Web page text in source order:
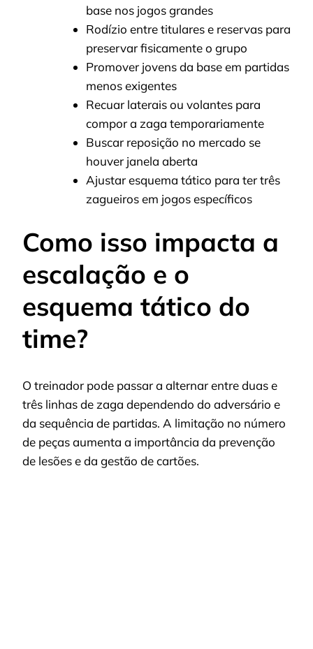
base nos jogos grandes
Rodízio entre titulares e reservas para
preservar fisicamente o grupo
Promover jovens da base em partidas
menos exigentes
Recuar laterais ou volantes para
compor a zaga temporariamente
Buscar reposição no mercado se
houver janela aberta
Ajustar esquema tático para ter três
zagueiros em jogos específicos
Como isso impacta a
escalação e o
esquema tático do
time?
O treinador pode passar a alternar entre duas e
três linhas de zaga dependendo do adversário e
da sequência de partidas. A limitação no número
de peças aumenta a importância da prevenção
de lesões e da gestão de cartões.